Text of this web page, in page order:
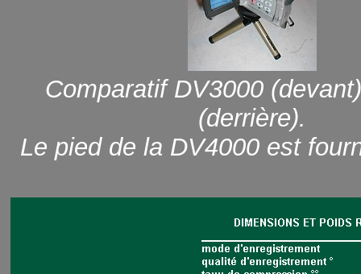
Comparatif DV3000
(derrière).
Le pied de la DV4000 est